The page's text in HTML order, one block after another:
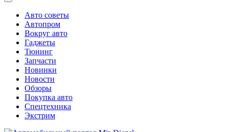
Авто советы
Автопром
Вокруг авто
Гаджеты
Тюнинг
Запчасти
Новинки
Новости
Обзоры
Покупка авто
Спецтехника
Экстрим